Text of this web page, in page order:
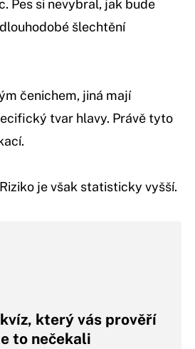
Pes si nevybral, jak bude
šlechtění
čenichem, jiná mají
tvar hlavy. Právě tyto
je však statisticky vyšší.
který vás prověří
to nečekali